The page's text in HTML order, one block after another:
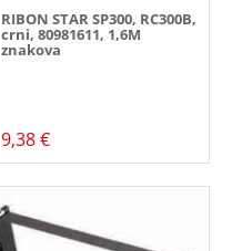
RIBON STAR SP300, RC300B,
crni, 80981611, 1,6M
znakova
9,38 €